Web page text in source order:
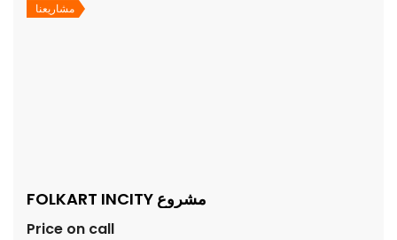
مشاريعنا
مشروع FOLKART INCITY
Price on call